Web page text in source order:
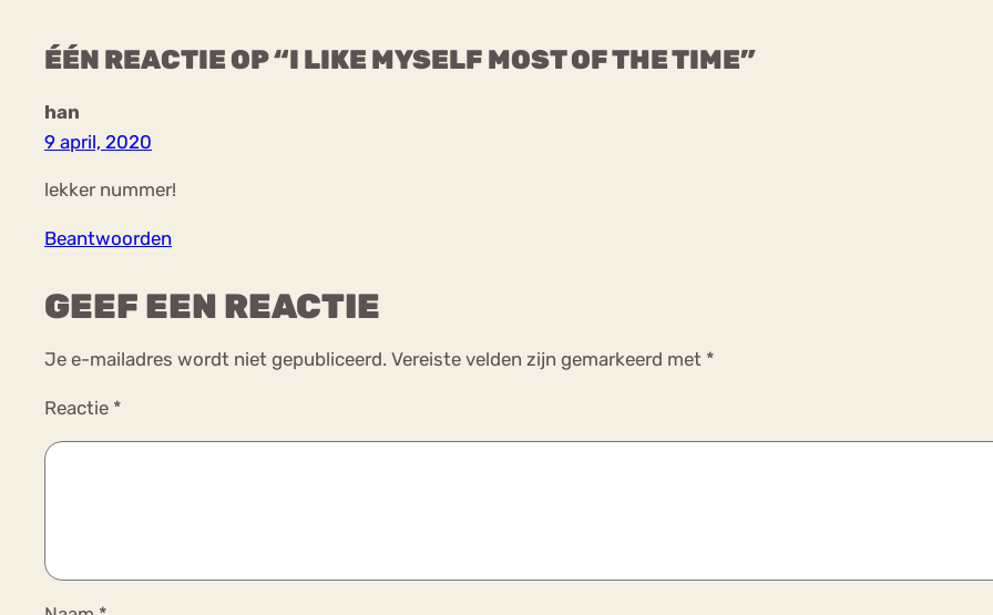
ÉÉN REACTIE OP “I LIKE MYSELF MOST OF THE TIME”
han
9 april, 2020
lekker nummer!
Beantwoorden
GEEF EEN REACTIE
Je e-mailadres wordt niet gepubliceerd. Vereiste velden zijn gemarkeerd met *
Reactie *